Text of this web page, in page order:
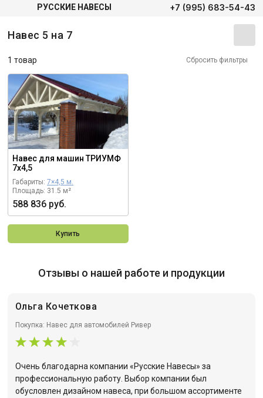
РУССКИЕ НАВЕСЫ +7 (995) 683-54-43
Навес 5 на 7
1 товар Сбросить фильтры
Навес для машин ТРИУМФ
7х4,5
Габариты: 7×4,5 м.
Площадь: 31.5 м²
588 836 руб.
Купить
Отзывы о нашей работе и продукции
Ольга Кочеткова
Покупка: Навес для автомобилей Ривер
Очень благодарна компании «Русские Навесы» за
профессиональную работу. Выбор компании был
обусловлен дизайном навеса, при большом ассортименте